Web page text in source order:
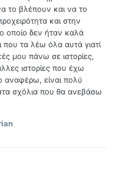
το βλέπουν και να το
και στην
οποίο δεν ήταν καλά
που τα λέω όλα αυτά γιατί
μου πάνω σε ιστορίες,
ιστορίες που έχω
αναφέρω, είναι πολύ
σχόλια που θα ανεβάσω